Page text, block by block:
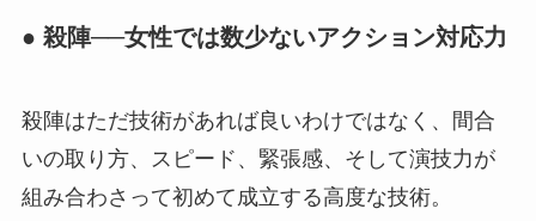
● 殺陣──女性では数少ないアクション対応力
殺陣はただ技術があれば良いわけではなく、間合
いの取り方、スピード、緊張感、そして演技力が
組み合わさって初めて成立する高度な技術。